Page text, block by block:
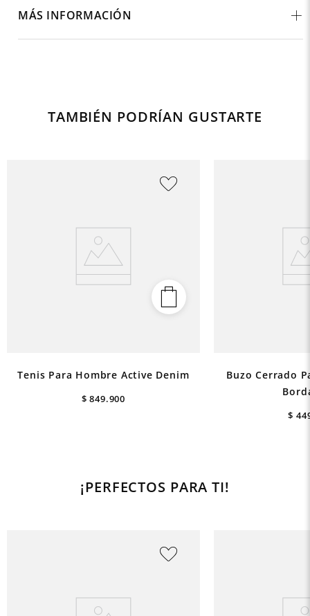
MÁS INFORMACIÓN
TAMBIÉN PODRÍAN GUSTARTE
Tenis Para Hombre Active Denim
$ 849.900
Buzo Cerrado
$
¡PERFECTOS PARA TI!